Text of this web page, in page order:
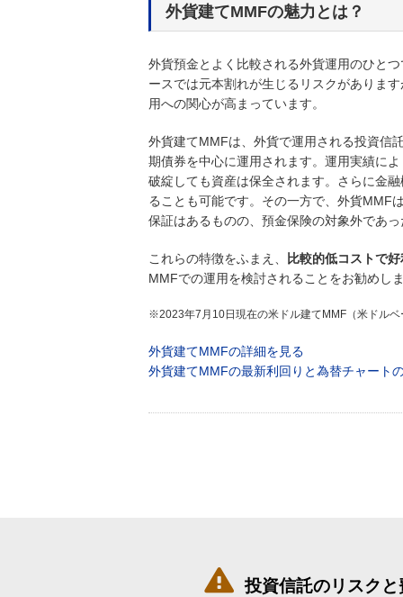
外貨建てMMFの魅力とは？
外貨預金とよく比較される外貨運用のひとつ
ースでは元本割れが生じるリスクがありま
用への関心が高まっています。
外貨建てMMFは、外貨で運用される投資信
期債券を中心に運用されます。運用実績に
破綻しても資産は保全されます。さらに金
ることも可能です。その一方で、外貨MMF
保証はあるものの、預金保険の対象外であ
これらの特徴をふまえ、
比較的低コストで
MMFでの運用を検討されることをお勧めし
※2023年7月10日現在の米ドル建てMMF（米ドル
外貨建てMMFの詳細を見る
外貨建てMMFの最新利回りと為替チャート
 投資信託のリスク